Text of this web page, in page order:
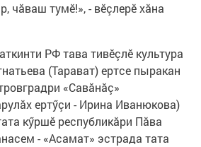
чăваш тумӗ!», - вӗçлерӗ хăна
РФ тава тивӗçлӗ культура
(Тарават) ертсе пыракан
«Савăнăç»
ертӳçи - Ирина Иванюкова)
кӳршӗ республикăри Пăва
- «Асамат» эстрада тата